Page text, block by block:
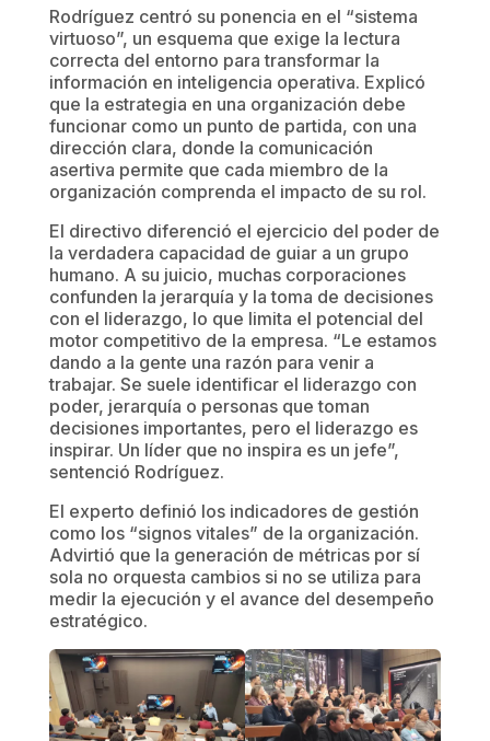
Rodríguez centró su ponencia en el “sistema
virtuoso”, un esquema que exige la lectura
correcta del entorno para transformar la
información en inteligencia operativa. Explicó
que la estrategia en una organización debe
funcionar como un punto de partida, con una
dirección clara, donde la comunicación
asertiva permite que cada miembro de la
organización comprenda el impacto de su rol.
El directivo diferenció el ejercicio del poder de
la verdadera capacidad de guiar a un grupo
humano. A su juicio, muchas corporaciones
confunden la jerarquía y la toma de decisiones
con el liderazgo, lo que limita el potencial del
motor competitivo de la empresa. “Le estamos
dando a la gente una razón para venir a
trabajar. Se suele identificar el liderazgo con
poder, jerarquía o personas que toman
decisiones importantes, pero el liderazgo es
inspirar. Un líder que no inspira es un jefe”,
sentenció Rodríguez.
El experto definió los indicadores de gestión
como los “signos vitales” de la organización.
Advirtió que la generación de métricas por sí
sola no orquesta cambios si no se utiliza para
medir la ejecución y el avance del desempeño
estratégico.